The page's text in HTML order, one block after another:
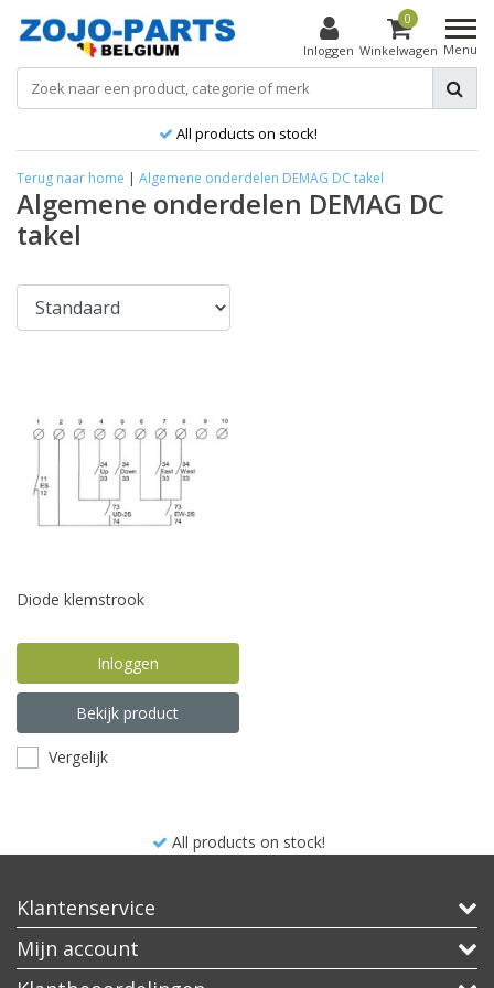
Inloggen
0
Winkelwagen Menu
All products on stock!
Terug naar home | Algemene onderdelen DEMAG DC takel
Algemene onderdelen DEMAG DC
takel
Diode klemstrook
Inloggen
Bekijk product
Vergelijk
All products on stock!
Klantenservice
Mijn account